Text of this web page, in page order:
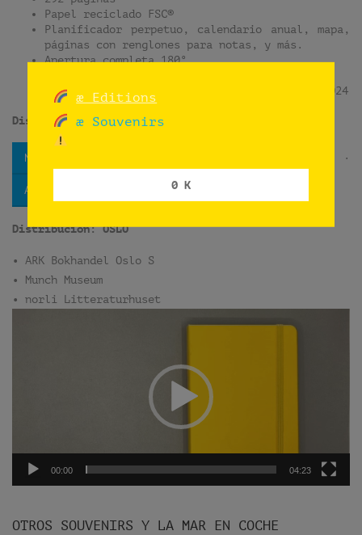
Papel reciclado FSC®
Planificador perpetuo, calendario anual, mapa,
páginas con renglones para notas, y más.
Apertura completa 180°
Impreso en Madrid, Artes Gráficas Palermo, 2024
Distribución:
NB.no ·
ARK Bokhandel
Distribución:OSLO
• ARK Bokhandel Oslo S
• Munch Museum
• norli Litteraturhuset
00:00 04:23
OTROS SOUVENIRS Y LA MAR EN COCHE
æ Editions
æ Souvenirs
0 K